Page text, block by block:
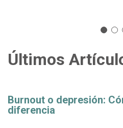
Últimos
Burnout o depresión:
diferencia